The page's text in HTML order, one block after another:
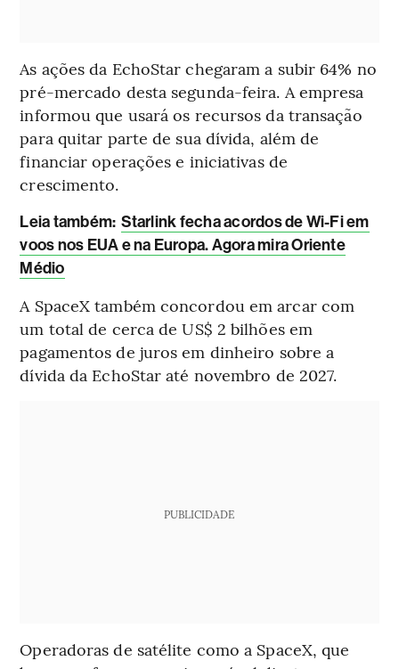
As ações da EchoStar chegaram a subir 64% no
pré-mercado desta segunda-feira. A empresa
informou que usará os recursos da transação
para quitar parte de sua dívida, além de
financiar operações e iniciativas de
crescimento.
Leia também: Starlink fecha acordos de Wi-Fi em
voos nos EUA e na Europa. Agora mira Oriente
Médio
A SpaceX também concordou em arcar com
um total de cerca de US$ 2 bilhões em
pagamentos de juros em dinheiro sobre a
dívida da EchoStar até novembro de 2027.
PUBLICIDADE
Operadoras de satélite como a SpaceX, que